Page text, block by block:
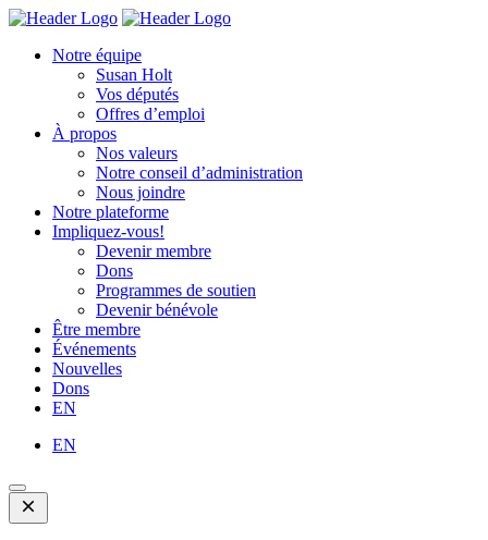
Skip
content
Homepage
Homepage
Notre équipe
Susan Holt
Vos députés
Offres d’emploi
À propos
Nos valeurs
Notre conseil d’administration
Nous joindre
Notre plateforme
Impliquez-vous!
Devenir membre
Dons
Programmes de soutien
Devenir bénévole
Être membre
Événements
Nouvelles
Dons
EN
EN
Open
Mobile
Menu